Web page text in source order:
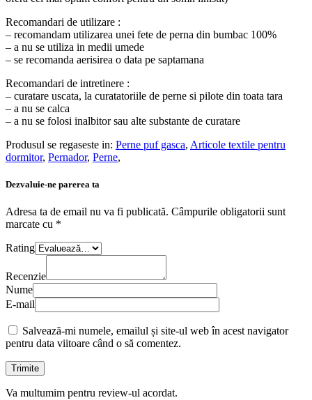
Recomandari de utilizare :
– recomandam utilizarea unei fete de perna din bumbac 100%
– a nu se utiliza in medii umede
– se recomanda aerisirea o data pe saptamana
Recomandari de intretinere :
– curatare uscata, la curatatoriile de perne si pilote din toata tara
– a nu se calca
– a nu se folosi inalbitor sau alte substante de curatare
Produsul se regaseste in: Perne puf gasca, Articole textile pentru
dormitor, Pernador, Perne,
Dezvaluie-ne parerea ta
Adresa ta de email nu va fi publicată. Câmpurile obligatorii sunt
marcate cu *
Rating
Recenzie
Nume
E-mail
Salvează-mi numele, emailul și site-ul web în acest navigator
pentru data viitoare când o să comentez.
Va multumim pentru review-ul acordat.